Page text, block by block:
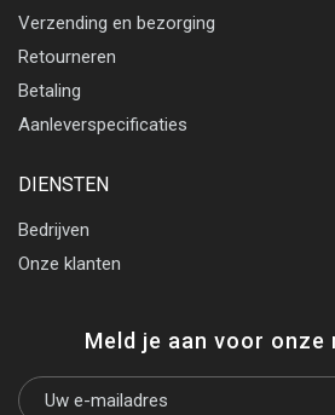
Verzending en bezorging
Retourneren
Betaling
Aanleverspecificaties
DIENSTEN
Bedrijven
Onze klanten
Meld je aan voor onze